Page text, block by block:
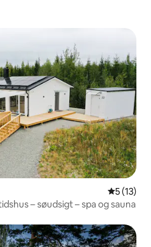
5 ud af 5
5 (13)
– søudsigt – spa og sauna